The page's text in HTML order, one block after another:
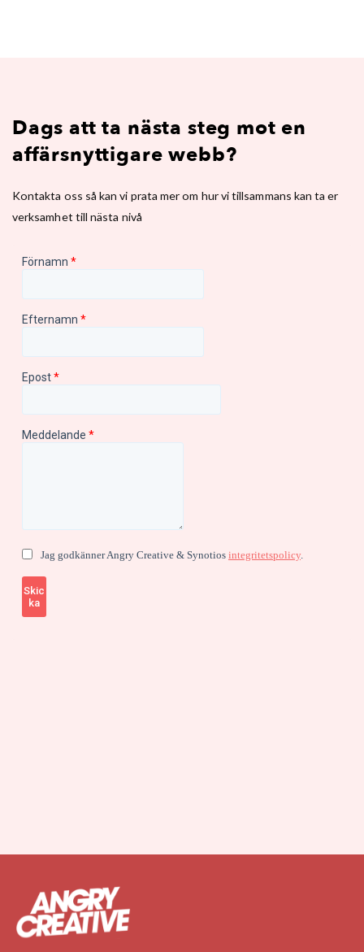
Dags att ta nästa steg mot en
affärsnyttigare webb?
Kontakta oss så kan vi prata mer om hur vi tillsammans kan ta er
verksamhet till nästa nivå